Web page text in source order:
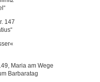
147
Maria am Wege
Barbaratag